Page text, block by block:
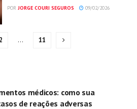
POR JORGE COURI SEGUROS 09/02/2026
2 … 11
médicos: como sua
de reações adversas